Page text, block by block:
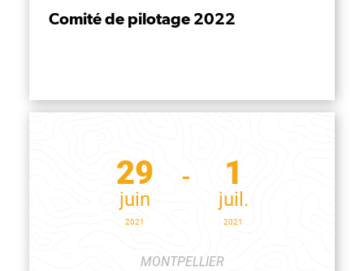
Comité de pilotage 2022
29
juin
2021
1
juil.
2021
MONTPELLIER